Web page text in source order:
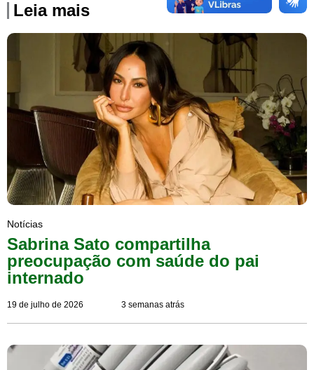
Leia mais
Notícias
Sabrina Sato compartilha
preocupação com saúde do pai
internado
19 de julho de 2026 3 semanas atrás